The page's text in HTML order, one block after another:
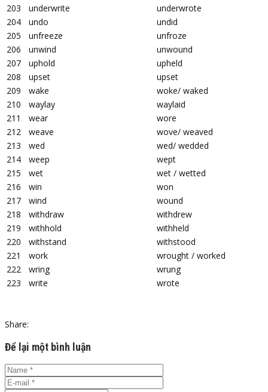
203
underwrite
underwrote
204
undo
undid
205
unfreeze
unfroze
206
unwind
unwound
207
uphold
upheld
208
upset
upset
209
wake
woke/ waked
210
waylay
waylaid
211
wear
wore
212
weave
wove/ weaved
213
wed
wed/ wedded
214
weep
wept
215
wet
wet / wetted
216
win
won
217
wind
wound
218
withdraw
withdrew
219
withhold
withheld
220
withstand
withstood
221
work
wrought / worked
222
wring
wrung
223
write wrote
Share:
Để lại một bình luận